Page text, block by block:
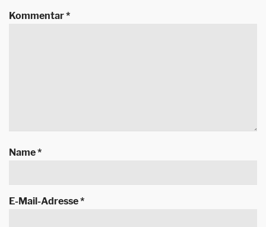
Kommentar*
Name*
E-Mail-Adresse*